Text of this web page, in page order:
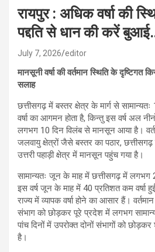
रायपुर : अधिक वर्षा की
पद्दति से धान की करें
July 7, 2026 editor
मानसूनी वर्षा की वर्तमान स्थिति के दृष्टिगत
सलाह
छत्तीसगढ़ में बस्तर क्षेत्र के मार्ग से
वर्षा का आगमन होता है, किन्तु इस वर्ष अल
लगभग 10 दिन विलंब से मानसून आया है।
जलवायु क्षेत्रों जैसे बस्तर का पठार,
उत्तरी पहाड़ी क्षेत्र में मानसून पहुंच गया है।
सामान्यतः जून के माह में छत्तीसगढ़ में लगभग
इस वर्ष जून के माह में 40 प्रतिशत कम वर्षा
राज्य में व्यापक वर्षा होने का आसार हैं।
संभाग को छोड़कर पूरे प्रदेश में लगभग सामान्य
पांच दिनों में उपरोक्त दोनों संभागों को छोड़कर
है।